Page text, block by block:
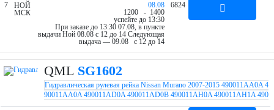
7
НОЙ
МСК
08.08
1200 - 1400
успейте до 13:30
При заказе до 13:30 07.08, в пункте
выдачи Ной 08.08 c 12 до 14 Следующая
выдача — 09.08 c 12 до 14
6824
QML SG1602
Гидравлическая рулевая рейка Nissan Murano 2007-2015 490011AA0A 4
90011AA0A 490011AD0A 490011AD0B 490011AH0A 490011AH1A 490
011UM0A 490011UM0B 492001AA0A 492001AH0A 492001AH1A R276